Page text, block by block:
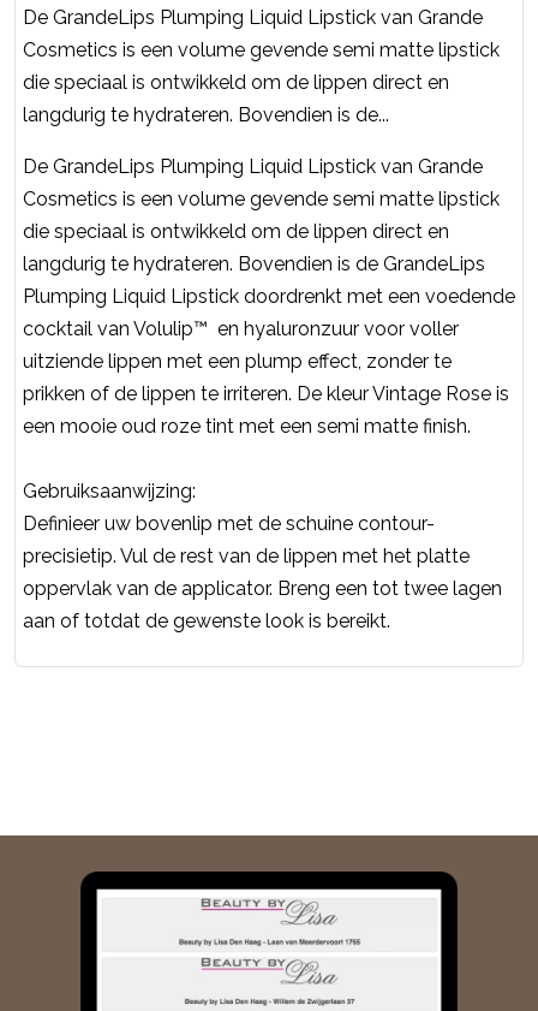
De GrandeLips Plumping Liquid Lipstick van Grande
Cosmetics is een volume gevende semi matte lipstick
die speciaal is ontwikkeld om de lippen direct en
langdurig te hydrateren. Bovendien is de...
De GrandeLips Plumping Liquid Lipstick van Grande
Cosmetics is een volume gevende semi matte lipstick
die speciaal is ontwikkeld om de lippen direct en
langdurig te hydrateren. Bovendien is de GrandeLips
Plumping Liquid Lipstick doordrenkt met een voedende
cocktail van Volulip™ en hyaluronzuur voor voller
uitziende lippen met een plump effect, zonder te
prikken of de lippen te irriteren. De kleur Vintage Rose is
een mooie oud roze tint met een semi matte finish.
Gebruiksaanwijzing:
Definieer uw bovenlip met de schuine contour-
precisietip. Vul de rest van de lippen met het platte
oppervlak van de applicator. Breng een tot twee lagen
aan of totdat de gewenste look is bereikt.